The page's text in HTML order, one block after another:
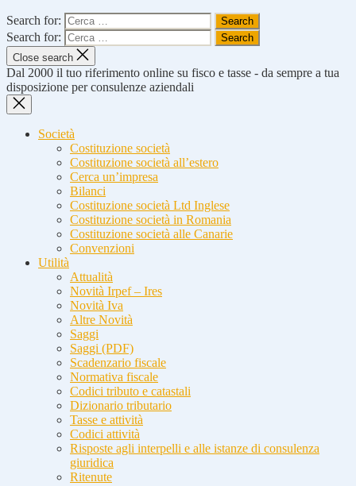
Search for:
Search for:
Close search
Dal 2000 il tuo riferimento online su fisco e tasse - da sempre a tua
disposizione per consulenze aziendali
Società
Costituzione società
Costituzione società all’estero
Cerca un’impresa
Bilanci
Costituzione società Ltd Inglese
Costituzione società in Romania
Costituzione società alle Canarie
Convenzioni
Utilità
Attualità
Novità Irpef – Ires
Novità Iva
Altre Novità
Saggi
Saggi (PDF)
Scadenzario fiscale
Normativa fiscale
Codici tributo e catastali
Dizionario tributario
Tasse e attività
Codici attività
Risposte agli interpelli e alle istanze di consulenza
giuridica
Ritenute